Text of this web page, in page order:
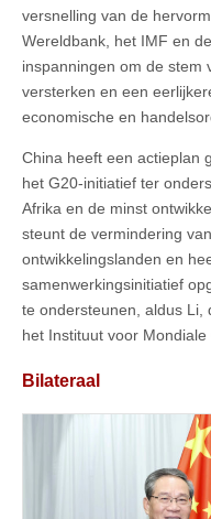
versnelling van de
Wereldbank, het IMF en
inspanningen om de stem
versterken en een
economische en
China heeft een actieplan
het G20-initiatief ter
Afrika en de minst
steunt de vermindering
ontwikkelingslanden en
samenwerkingsinitiatief
te ondersteunen, aldus Li,
het Instituut voor
Bilateraal